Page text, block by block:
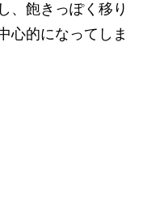
、飽きっぽく移り
心的になってしま